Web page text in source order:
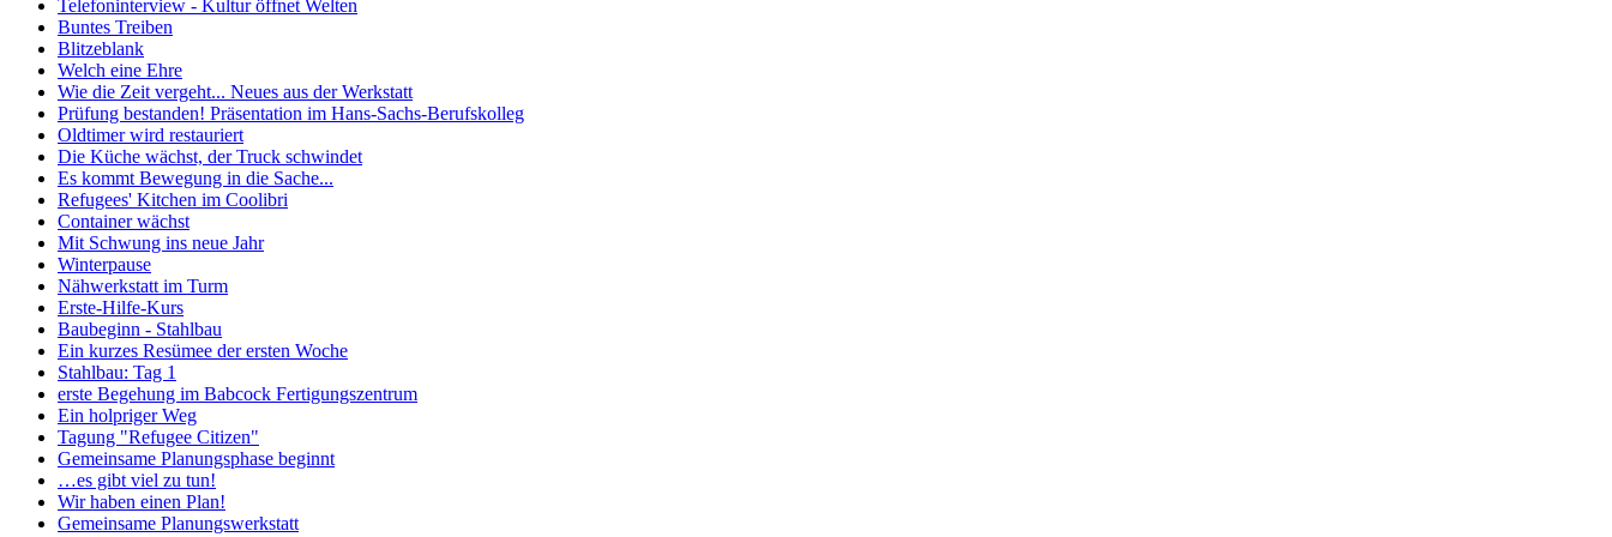
Telefoninterview - Kultur öffnet Welten
Buntes Treiben
Blitzeblank
Welch eine Ehre
Wie die Zeit vergeht... Neues aus der Werkstatt
Prüfung bestanden! Präsentation im Hans-Sachs-Berufskolleg
Oldtimer wird restauriert
Die Küche wächst, der Truck schwindet
Es kommt Bewegung in die Sache...
Refugees' Kitchen im Coolibri
Container wächst
Mit Schwung ins neue Jahr
Winterpause
Nähwerkstatt im Turm
Erste-Hilfe-Kurs
Baubeginn - Stahlbau
Ein kurzes Resümee der ersten Woche
Stahlbau: Tag 1
erste Begehung im Babcock Fertigungszentrum
Ein holpriger Weg
Tagung "Refugee Citizen"
Gemeinsame Planungsphase beginnt
…es gibt viel zu tun!
Wir haben einen Plan!
Gemeinsame Planungswerkstatt